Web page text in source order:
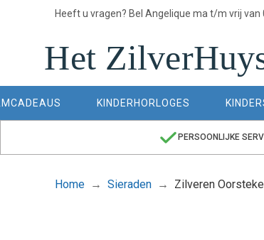
Heeft u vragen? Bel Angelique ma t/m vrij van
KINDERHORLOGES
PERSOONLIJKE
Home Sieraden Zilveren